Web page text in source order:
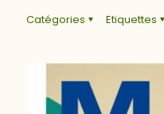
Catégories Etiquettes